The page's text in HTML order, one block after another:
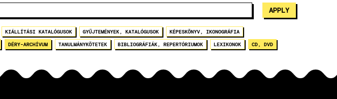
KIÁLLÍTÁSI KATALÓGUSOK GYŰJTEMÉNYEK, KATALÓGUSOK KÉPESKÖNYV, IKONOGRÁFIA
DÉRY-ARCHÍVUM TANULMÁNYKÖTETEK BIBLIOGRÁFIÁK, REPERTÓRIUMOK LEXIKONOK CD, DVD